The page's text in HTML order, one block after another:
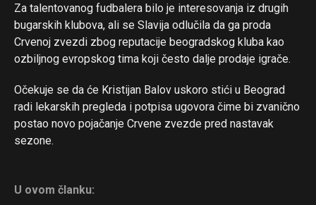
Za talentovanog fudbalera bilo je interesovanja iz drugih
bugarskih klubova, ali se Slavija odlučila da ga proda
Crvenoj zvezdi zbog reputacije beogradskog kluba kao
ozbiljnog evropskog tima koji često dalje prodaje igrače.
Očekuje se da će Kristijan Balov uskoro stići u Beograd
radi lekarskih pregleda i potpisa ugovora čime bi zvanično
postao novo pojačanje Crvene zvezde pred nastavak
sezone.
U ovom članku: